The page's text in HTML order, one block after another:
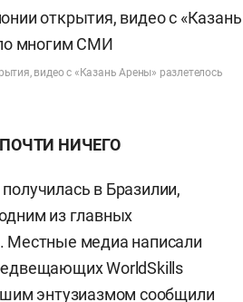
видео с «Казань Арены» разлетелось
НИЧЕГО
в Бразилии,
из главных
Местные медиа написали
WorldSkills
энтузиазмом сообщили